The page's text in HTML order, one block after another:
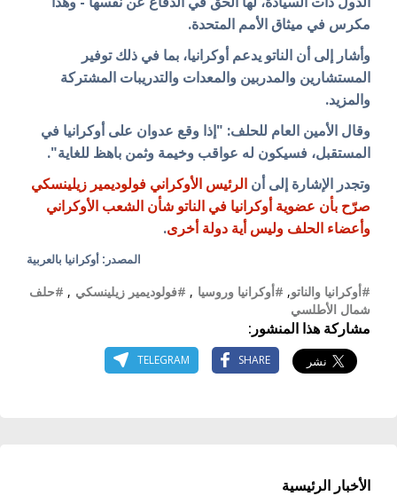
مكرس في ميثاق الأمم المتحدة.
وأشار إلى أن الناتو يدعم أوكرانيا، بما في ذلك توفير
المستشارين والمدربين والمعدات والتدريبات المشتركة
والمزيد.
وقال الأمين العام للحلف: "إذا وقع عدوان على أوكرانيا في
المستقبل، فسيكون له عواقب وخيمة وثمن باهظ للغاية".
وتجدر الإشارة إلى أن الرئيس الأوكراني فولوديمير زيلينسكي
صرّح بأن عضوية أوكرانيا في الناتو شأن الشعب الأوكراني
وأعضاء الحلف وليس أية دولة أخرى.
المصدر: أوكرانيا بالعربية
#أوكرانيا والناتو, #أوكرانيا وروسيا , #فولوديمير زيلينسكي , #حلف
شمال الأطلسي
مشاركة هذا المنشور:
SHARE
TELEGRAM
الأخبار الرئيسية